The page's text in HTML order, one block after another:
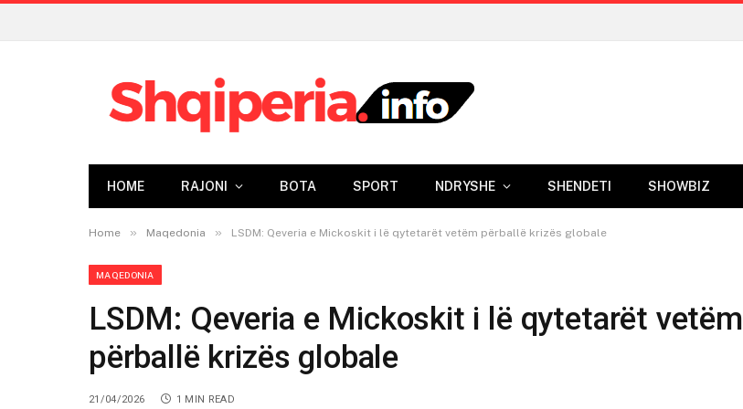
HOME RAJONI BOTA SPORT NDRYSHE SHENDETI SHOWBIZ
Home » Maqedonia » LSDM: Qeveria e Mickoskit i lë qytetarët vetëm përballë krizës globale
MAQEDONIA
LSDM: Qeveria e Mickoskit i lë qytetarët vetëm
përballë krizës globale
21/04/2026 1 MIN READ